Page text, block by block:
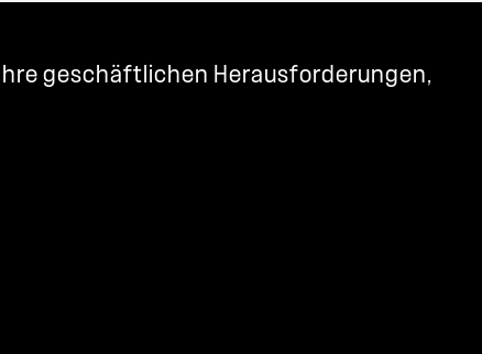
geschäftlichen Herausforderungen,